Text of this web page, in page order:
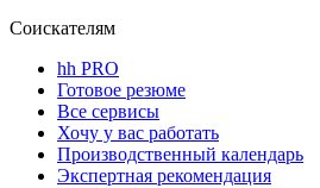
Соискателям
hh PRO
Готовое резюме
Все сервисы
Хочу у вас работать
Производственный календарь
Экспертная рекомендация